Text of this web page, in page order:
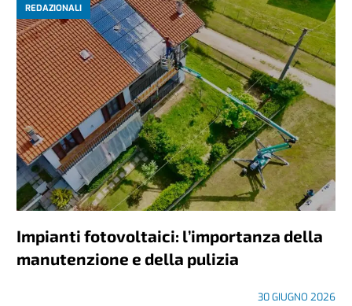
REDAZIONALI
Impianti fotovoltaici: l’importanza della
manutenzione e della pulizia
30 GIUGNO 2026